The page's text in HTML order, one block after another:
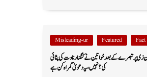
Featured
Misleading-ur
زی پر تبصرے کے بعد خواتین نے کنگنا رناوت کی پٹائی
کی؟ نہیں، یہ دعویٰ گمراہ کن ہے